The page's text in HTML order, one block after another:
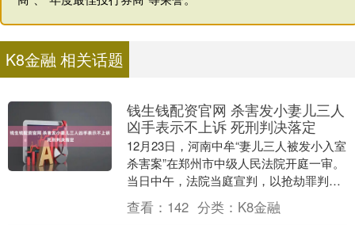
K8金融 相关话题
钱生钱配资官网 杀害发小妻儿三人
凶手表示不上诉 死刑判决落定
12月23日，河南中牟“妻儿三人被发小入室
杀害案”在郑州市中级人民法院开庭一审。
当日中午，法院当庭宣判，以抢劫罪判处
被告人崔某路死刑，剥夺政治权利终身，
并处没收....
查看： 142 分类： K8金融